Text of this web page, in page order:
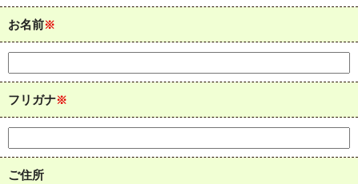
お名前※
フリガナ※
ご住所